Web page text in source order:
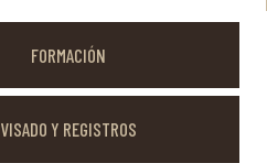
FORMACIÓN
VISADO Y REGISTROS